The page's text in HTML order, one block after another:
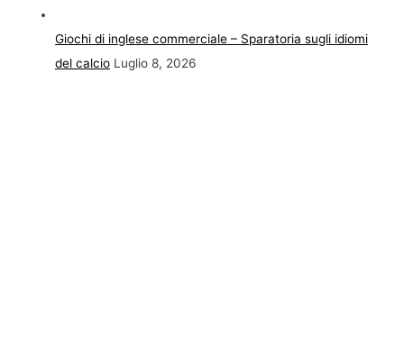
Giochi di inglese commerciale – Sparatoria sugli idiomi
del calcio Luglio 8, 2026